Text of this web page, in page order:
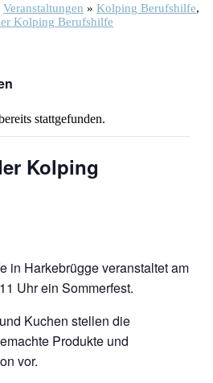
Veranstaltungen » Kolping Berufshilfe,
Kolping Berufshilfe
stattgefunden.
Kolping
in Harkebrügge veranstaltet am
Uhr ein Sommerfest.
Kuchen stellen die
Produkte und
vor.